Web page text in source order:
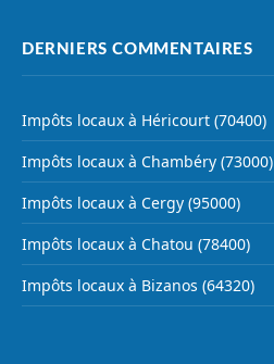
DERNIERS COMMENTAIRES
Impôts locaux à Héricourt (70400)
Impôts locaux à Chambéry (73000)
Impôts locaux à Cergy (95000)
Impôts locaux à Chatou (78400)
Impôts locaux à Bizanos (64320)